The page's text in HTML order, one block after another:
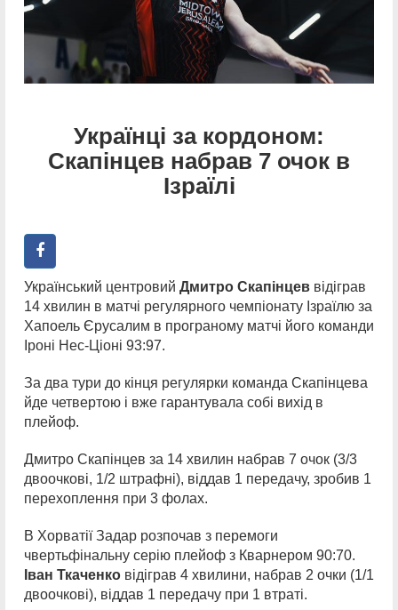
Українці за кордоном:
Скапінцев набрав 7 очок в
Ізраїлі
Український центровий Дмитро Скапінцев відіграв
14 хвилин в матчі регулярного чемпіонату Ізраїлю за
Хапоель Єрусалим в програному матчі його команди
Іроні Нес-Ціоні 93:97.
За два тури до кінця регулярки команда Скапінцева
йде четвертою і вже гарантувала собі вихід в
плейоф.
Дмитро Скапінцев за 14 хвилин набрав 7 очок (3/3
двоочкові, 1/2 штрафні), віддав 1 передачу, зробив 1
перехоплення при 3 фолах.
В Хорватії Задар розпочав з перемоги
чвертьфінальну серію плейоф з Кварнером 90:70.
Іван Ткаченко відіграв 4 хвилини, набрав 2 очки (1/1
двоочкові), віддав 1 передачу при 1 втраті.